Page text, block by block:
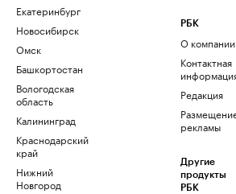
Екатеринбург
Новосибирск
Омск
Башкортостан
Вологодская
область
Калининград
Краснодарский
край
Нижний
Новгород
РБК
О компании
Контактная
Редакция
рекламы
Другие
продукты
РБК